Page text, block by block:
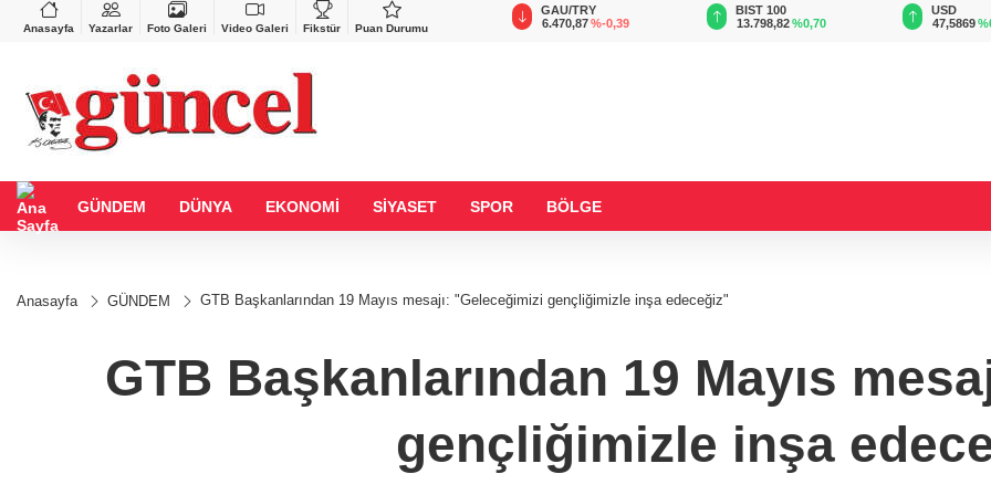
Anasayfa Yazarlar Foto Galeri Video Galeri Fikstür Puan Durumu
28,0626
%0,37
0,0018%0,16
GAU/TRY
%-0,39
BIST 100
13.798,82 %0,70 %0,06
GÜNDEM DÜNYA EKONOMİ SİYASET SPOR BÖLGE
Anasayfa GÜNDEM GTB Başkanlarından 19 Mayıs mesajı: "Geleceğimizi gençliğimizle inşa edeceğiz"
GTB Başkanlarından 19 Mayıs
gençliğimizle inşa